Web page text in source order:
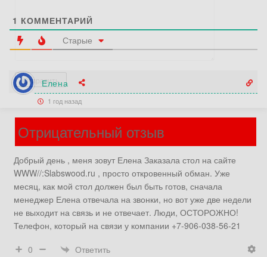
1 КОММЕНТАРИЙ
Старые
Елена
1 год назад
Отрицательный отзыв
Добрый день , меня зовут Елена Заказала стол на сайте
WWW//:Slabswood.ru , просто откровенный обман. Уже
месяц, как мой стол должен был быть готов, сначала
менеджер Елена отвечала на звонки, но вот уже две недели
не выходит на связь и не отвечает. Люди, ОСТОРОЖНО!
Телефон, который на связи у компании +7-906-038-56-21
0
Ответить